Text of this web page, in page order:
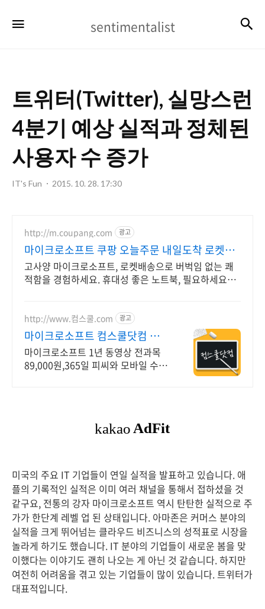
sentimentalist
트위터(Twitter), 실망스런
4분기 예상 실적과 정체된
사용자 수 증가
IT's Fun 2015. 10. 28. 17:30
http://m.coupang.com 광고
마이크로소프트 쿠팡 오늘주문 내일도착 로켓배
송
고사양 마이크로소프트, 로켓배송으로 버벅임 없는 쾌
적함을 경험하세요. 휴대성 좋은 노트북, 필요하세요?
http://www.컴스쿨.com 광고
마이크로소프트 컴스쿨닷컴 당일
신청&결제시 기프티콘!
마이크로소프트 1년 동영상 전과목
89,000원,365일 피씨와 모바일 수강
미국의 주요 IT 기업들이 연일 실적을 발표하고 있습니다. 애
플의 기록적인 실적은 이미 여러 채널을 통해서 접하셨을 것
같구요, 전통의 강자 마이크로소프트 역시 탄탄한 실적으로 주
가가 한단계 레벨 업 된 상태입니다. 아마존은 커머스 분야의
실적을 크게 뛰어넘는 클라우드 비즈니스의 성적표로 시장을
놀라게 하기도 했습니다. IT 분야의 기업들이 새로운 봄을 맞
이했다는 이야기도 괜히 나오는 게 아닌 것 같습니다. 하지만
여전히 어려움을 겪고 있는 기업들이 많이 있습니다. 트위터가
대표적입니다.